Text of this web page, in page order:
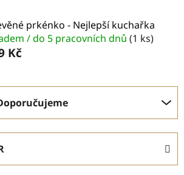
prkénko - Nejlepší kuchařka
/ do 5 pracovních dnů (1 ks)
Kč